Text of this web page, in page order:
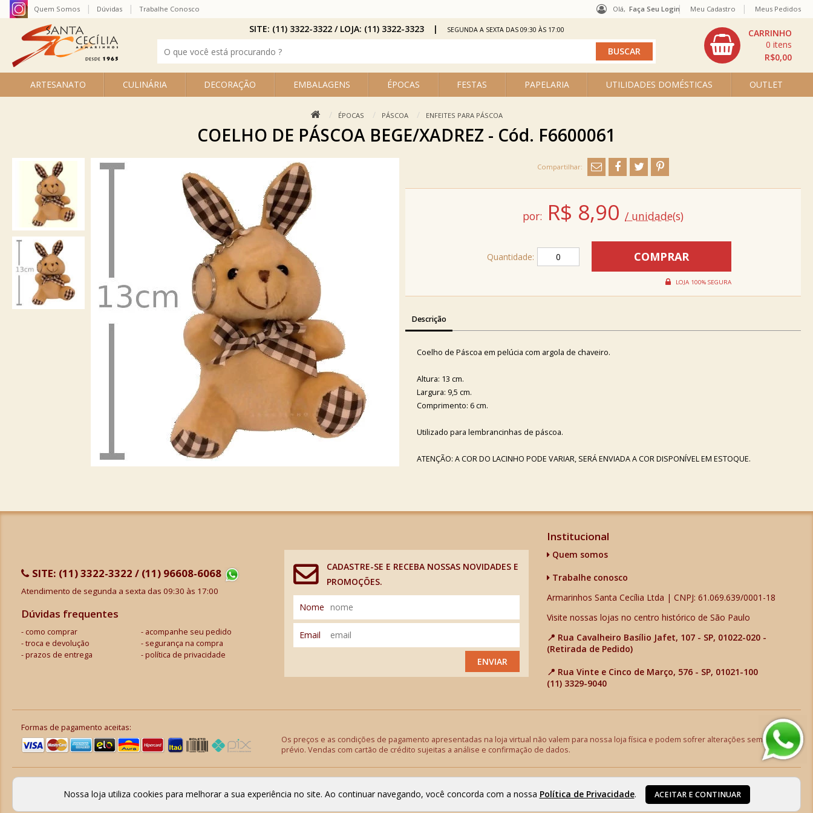
Olá, Faça Seu Login
ARTESANATO CULINÁRIA DECORAÇÃO EMBALAGENS ÉPOCAS FESTAS PAPELARIA UTILIDADES DOMÉSTICAS OUTLET
R$0,00
0
Quem Somos Dúvidas Trabalhe Conosco Meu Cadastro Meus Pedidos
SITE: (11) 3322-3322 / LOJA: (11) 3322-3323 SEGUNDA A SEXTA DAS 09:30 ÀS 17:00
ÉPOCAS PÁSCOA ENFEITES PARA PÁSCOA
COELHO DE PÁSCOA BEGE/XADREZ - Cód. F6600061
por: R$ 8,90 / unidade(s)
Quantidade:
Descrição
Coelho de Páscoa em pelúcia com argola de chaveiro.
Altura: 13 cm.
Largura: 9,5 cm.
Comprimento: 6 cm.
Utilizado para lembrancinhas de páscoa.
ATENÇÃO: A COR DO LACINHO PODE VARIAR, SERÁ ENVIADA A COR DISPONÍVEL EM ESTOQUE.
SITE: (11) 3322-3322 / (11) 96608-6068
Atendimento de segunda a sexta das 09:30 às 17:00
Dúvidas frequentes
como comprar
acompanhe seu pedido
troca e devolução
segurança na compra
prazos de entrega
política de privacidade
CADASTRE-SE E RECEBA NOSSAS NOVIDADES E
PROMOÇÕES.
Nome
Email
ENVIAR
Institucional
Quem somos
Trabalhe conosco
Armarinhos Santa Cecília Ltda | CNPJ: 61.069.639/0001-18
Visite nossas lojas no centro histórico de São Paulo
📍 Rua Cavalheiro Basílio Jafet, 107 - SP, 01022-020 -
(Retirada de Pedido)
📍 Rua Vinte e Cinco de Março, 576 - SP, 01021-100
(11) 3329-9040
Formas de pagamento aceitas:
Os preços e as condições de pagamento apresentadas na loja virtual não valem para nossa loja física e podem sofrer alterações sem aviso
prévio. Vendas com cartão de crédito sujeitas a análise e confirmação de dados.
Nossa loja utiliza cookies para melhorar a sua experiência no site. Ao continuar navegando, você concorda com a nossa Política de Privacidade. ACEITAR E CONTINUAR